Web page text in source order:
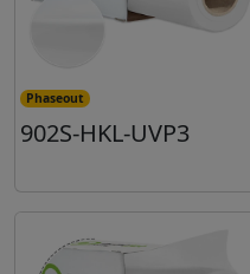
Phaseout
902S-HKL-UVP3